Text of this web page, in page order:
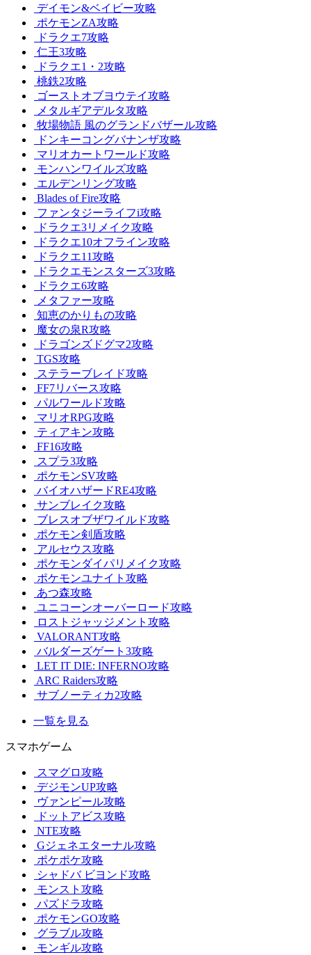
デイモン&ベイビー攻略
ポケモンZA攻略
ドラクエ7攻略
仁王3攻略
ドラクエ1・2攻略
桃鉄2攻略
ゴーストオブヨウテイ攻略
メタルギアデルタ攻略
牧場物語 風のグランドバザール攻略
ドンキーコングバナンザ攻略
マリオカートワールド攻略
モンハンワイルズ攻略
エルデンリング攻略
Blades of Fire攻略
ファンタジーライフi攻略
ドラクエ3リメイク攻略
ドラクエ10オフライン攻略
ドラクエ11攻略
ドラクエモンスターズ3攻略
ドラクエ6攻略
メタファー攻略
知恵のかりもの攻略
魔女の泉R攻略
ドラゴンズドグマ2攻略
TGS攻略
ステラーブレイド攻略
FF7リバース攻略
パルワールド攻略
マリオRPG攻略
ティアキン攻略
FF16攻略
スプラ3攻略
ポケモンSV攻略
バイオハザードRE4攻略
サンブレイク攻略
ブレスオブザワイルド攻略
ポケモン剣盾攻略
アルセウス攻略
ポケモンダイパリメイク攻略
ポケモンユナイト攻略
あつ森攻略
ユニコーンオーバーロード攻略
ロストジャッジメント攻略
VALORANT攻略
バルダーズゲート3攻略
LET IT DIE: INFERNO攻略
ARC Raiders攻略
サブノーティカ2攻略
一覧を見る
スマホゲーム
スマグロ攻略
デジモンUP攻略
ヴァンピール攻略
ドットアビス攻略
NTE攻略
Gジェネエターナル攻略
ポケポケ攻略
シャドバ ビヨンド攻略
モンスト攻略
パズドラ攻略
ポケモンGO攻略
グラブル攻略
モンギル攻略